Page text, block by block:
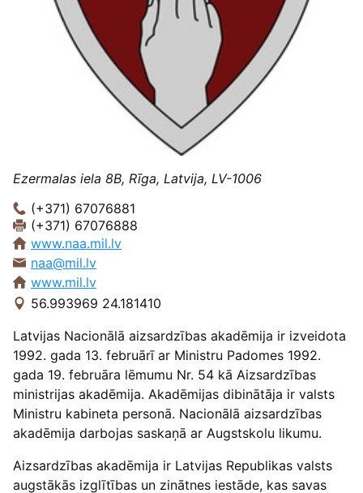
Ezermalas iela 8B, Rīga, Latvija, LV-1006
(+371) 67076881
(+371) 67076888
www.naa.mil.lv
naa@mil.lv
www.mil.lv
56.993969 24.181410
Latvijas Nacionālā aizsardzības akadēmija ir izveidota
1992. gada 13. februārī ar Ministru Padomes 1992.
gada 19. februāra lēmumu Nr. 54 kā Aizsardzības
ministrijas akadēmija. Akadēmijas dibinātāja ir valsts
Ministru kabineta personā. Nacionālā aizsardzības
akadēmija darbojas saskaņā ar Augstskolu likumu.
Aizsardzības akadēmija ir Latvijas Republikas valsts
augstākās izglītības un zinātnes iestāde, kas savas